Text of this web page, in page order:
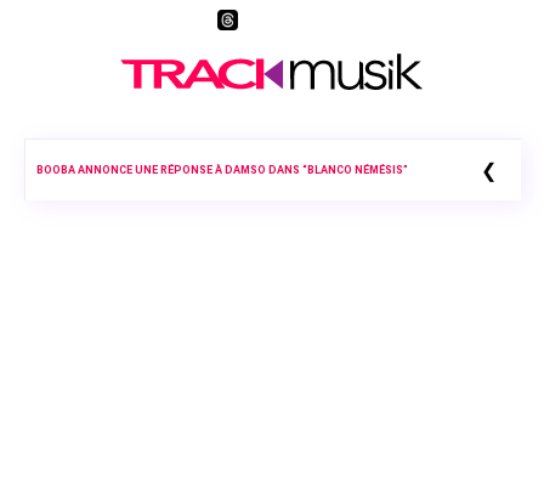
BOOBA ANNONCE UNE RÉPONSE À DAMSO DANS “BLANCO NÉMÉSIS” ❮